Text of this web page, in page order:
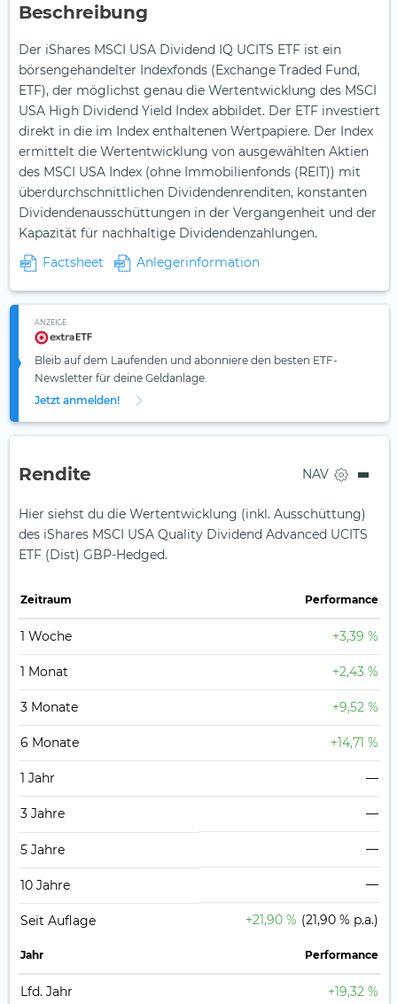
Beschreibung
Der iShares MSCI USA Dividend IQ UCITS ETF ist ein
börsengehandelter Indexfonds (Exchange Traded Fund,
ETF), der möglichst genau die Wertentwicklung des MSCI
USA High Dividend Yield Index abbildet. Der ETF investiert
direkt in die im Index enthaltenen Wertpapiere. Der Index
ermittelt die Wertentwicklung von ausgewählten Aktien
des MSCI USA Index (ohne Immobilienfonds (REIT)) mit
überdurchschnittlichen Dividendenrenditen, konstanten
Dividendenausschüttungen in der Vergangenheit und der
Kapazität für nachhaltige Dividendenzahlungen.
Factsheet
Anlegerinformation
ANZEIGE
Bleib auf dem Laufenden und abonniere den besten ETF-
Newsletter für deine Geldanlage.
Jetzt anmelden!
Rendite NAV
Hier siehst du die Wertentwicklung (inkl. Ausschüttung)
des iShares MSCI USA Quality Dividend Advanced UCITS
ETF (Dist) GBP-Hedged.
Zeit­raum Perfor­mance
1 Woche +3,39 %
1 Monat +2,43 %
3 Monate +9,52 %
6 Monate +14,71 %
1 Jahr —
3 Jahre —
5 Jahre —
10 Jahre —
Seit Auflage +21,90 % (21,90 % p.a.)
Jahr Perfor­mance
Lfd. Jahr +19,32 %